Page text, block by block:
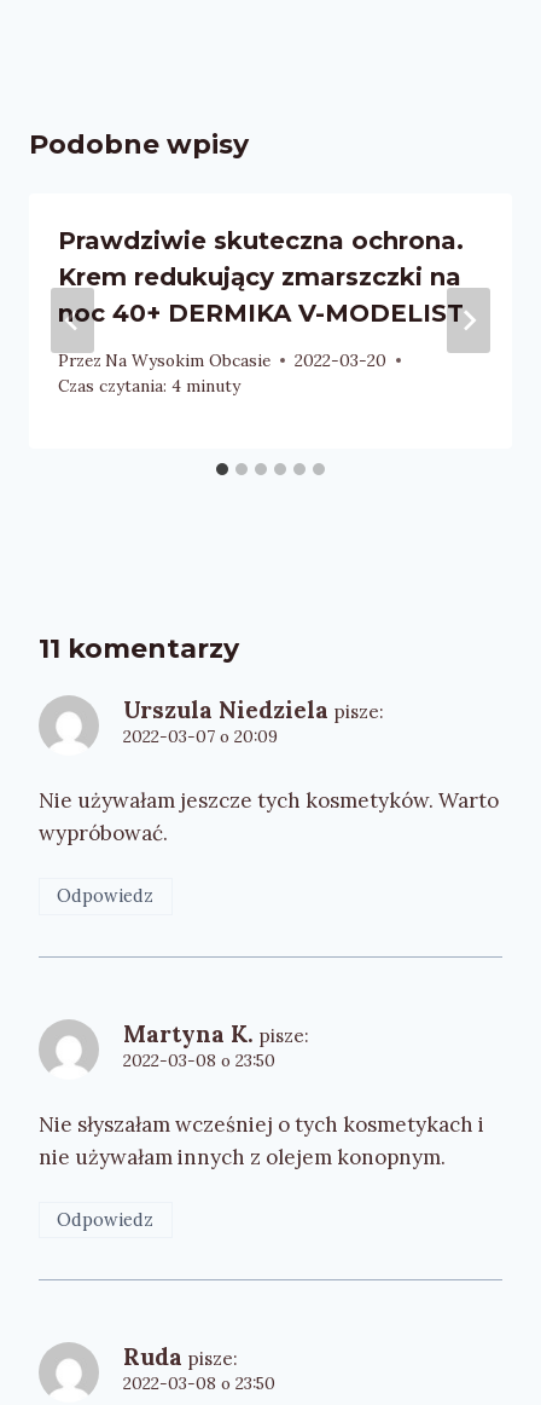
Podobne wpisy
Prawdziwie skuteczna ochrona.
Krem redukujący zmarszczki na
noc 40+ DERMIKA V-MODELIST
Przez Na Wysokim Obcasie
2022-03-20
Czas czytania: 4 minuty
11 komentarzy
Urszula Niedziela pisze:
2022-03-07 o 20:09
Nie używałam jeszcze tych kosmetyków. Warto
wypróbować.
Odpowiedz
Martyna K. pisze:
2022-03-08 o 23:50
Nie słyszałam wcześniej o tych kosmetykach i
nie używałam innych z olejem konopnym.
Odpowiedz
Ruda pisze:
2022-03-08 o 23:50